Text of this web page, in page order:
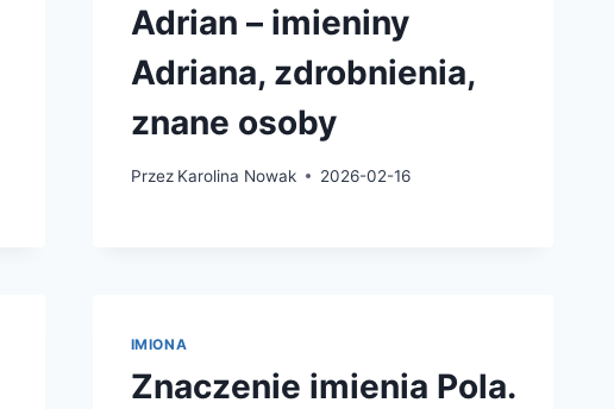
Adrian – imieniny
Adriana, zdrobnienia,
znane osoby
Przez Karolina Nowak 2026-02-16
IMIONA
Znaczenie imienia Pola.